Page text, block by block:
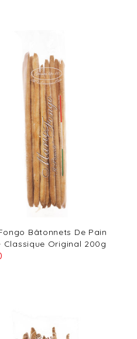
Bâtonnets De Pain
Classique Original 200g